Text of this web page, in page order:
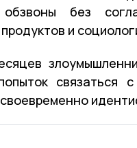
обзвоны без
и
связаться